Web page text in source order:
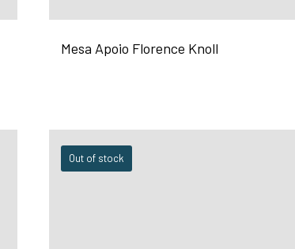
Mesa Apoio Florence Knoll
Out of stock